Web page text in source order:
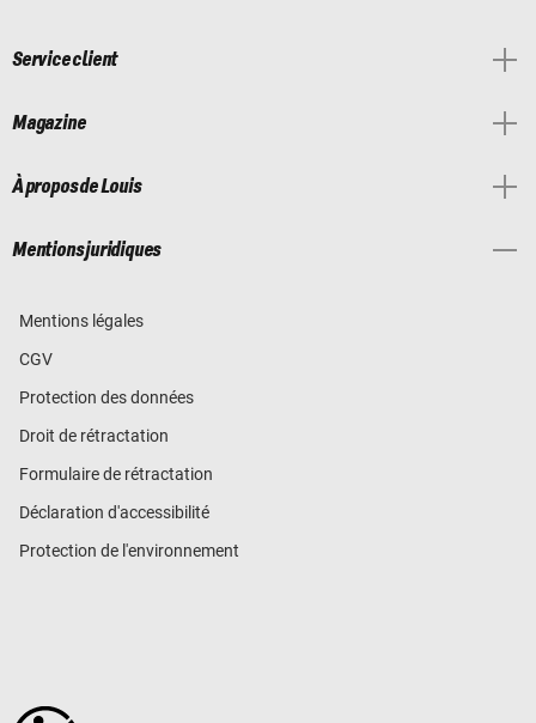
Service client
Magazine
À propos de Louis
Mentions juridiques
Mentions légales
CGV
Protection des données
Droit de rétractation
Formulaire de rétractation
Déclaration d'accessibilité
Protection de l'environnement